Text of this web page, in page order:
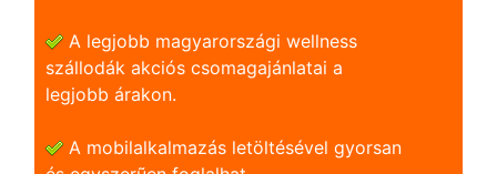
A legjobb magyarországi wellness
szállodák akciós csomagajánlatai a
legjobb árakon.
A mobilalkalmazás letöltésével gyorsan